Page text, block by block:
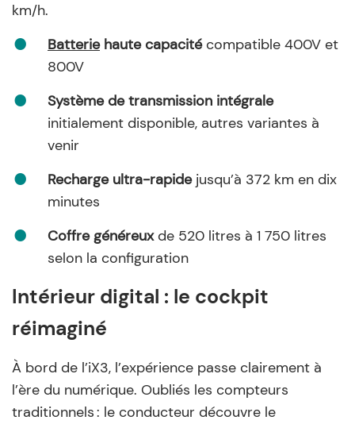
km/h.
Batteriehaute capacitécompatible 400V et
800V
Système de transmission intégrale
initialement disponible, autres variantes à
venir
Recharge ultra-rapidejusqu’à 372 km en dix
minutes
Coffre généreuxde 520 litres à 1 750 litres
selon la configuration
Intérieur digital : le cockpit
réimaginé
À bord de l’iX3, l’expérience passe clairement à
l’ère du numérique. Oubliés les compteurs
traditionnels : le conducteur découvre le